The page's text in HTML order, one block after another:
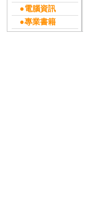
●電腦資訊
●專業書籍